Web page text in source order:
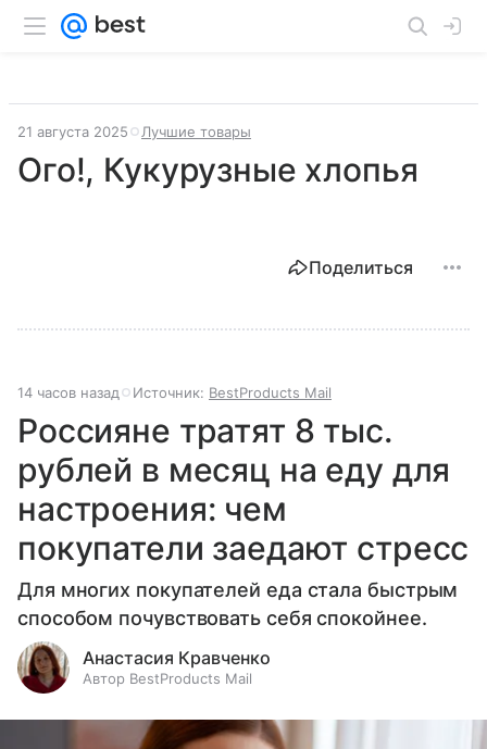
21 августа 2025 Лучшие товары
Ого!, Кукурузные хлопья
Поделиться
14 часов назад Источник: BestProducts Mail
Россияне тратят 8 тыс.
рублей в месяц на еду для
настроения: чем
покупатели заедают стресс
Для многих покупателей еда стала быстрым
способом почувствовать себя спокойнее.
Анастасия Кравченко
Автор BestProducts Mail